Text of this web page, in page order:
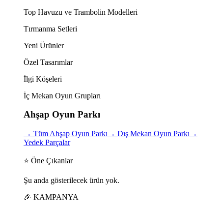
Top Havuzu ve Trambolin Modelleri
Tırmanma Setleri
Yeni Ürünler
Özel Tasarımlar
İlgi Köşeleri
İç Mekan Oyun Grupları
Ahşap Oyun Parkı
→ Tüm Ahşap Oyun Parkı → Dış Mekan Oyun Parkı →
Yedek Parçalar
⭐ Öne Çıkanlar
Şu anda gösterilecek ürün yok.
🎉 KAMPANYA